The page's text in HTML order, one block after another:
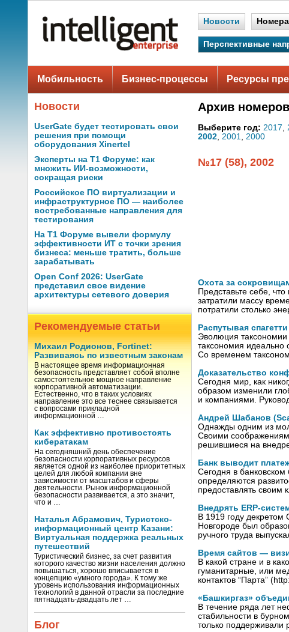
Новости Номера
Перспективные
Мобильность Бизнес-процессы Ресурсы
Новости
UserGate будет тестировать свои
решения при помощи
оборудования Xinertel
Эксперты на Т1 Форуме: как
множить ИИ-возможности,
сокращая риски
Российское ПО виртуализации и
инфраструктурное ПО — наиболее
востребованные направления для
тестирования
На Т1 Форуме вывели формулу
эффективности ИТ с точки зрения
бизнеса: меньше тратить, больше
зарабатывать
Open Conf 2026: UserGate
представил свое видение
архитектуры сетевого доверия
Рекомендуемые статьи
Михаил Родионов, Fortinet:
Развиваясь по известным законам
В настоящее время информационная
безопасность представляет собой вполне
самостоятельное мощное направление
корпоративной автоматизации.
Естественно, что в таких условиях
направление это все теснее связывается
с вопросами прикладной
информационной …
Как эффективно противостоять
кибератакам
На сегодняшний день обеспечение
безопасности корпоративных ресурсов
является одной из наиболее приоритетных
целей для любой компании вне
зависимости от масштабов и сферы
деятельности. Рынок информационной
безопасности развивается, а это значит,
что и …
Наталья Абрамович, Туристско-
информационный центр Казани:
Виртуальная поддержка реальных
путешествий
Туристический бизнес, за счет развития
которого качество жизни населения должно
повышаться, хорошо вписывается в
концепцию «умного города». К тому же
уровень использования информационных
технологий в данной отрасли за последние
пятнадцать-двадцать лет …
Блог
Архив номеров
Выберите год: 2017,
2002, 2001, 2000
№17 (58), 2002
Охота за
Представьте себе,
затратили массу
потратили столько
Распутывая спагетти
Эволюция таксономии
таксономия идеально
Со временем
Доказательство
Сегодня мир, как
образом изменили
и компаниями.
Андрей Шабанов
Однажды одним из
Своими
решившиеся на
Банк выводит
Сегодня в
определяются
предоставлять своим
Внедрять ERP-
В 1919 году
Новгороде был
ручного труда
Время сайтов —
В какой стране и в
гуманитарные, или
контактов “Парта”
«Башкиргаз»
В течение ряда лет
стабильности в
только поддерживали